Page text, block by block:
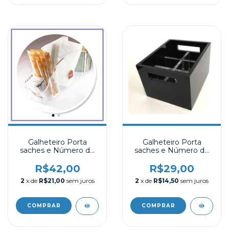
Galheteiro Porta
saches e Número de
R$42,00
2 x de R$21,00 sem juros
Galheteiro Porta
saches e Número de
R$29,00
2 x de R$14,50 sem juros